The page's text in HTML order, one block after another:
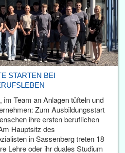
STARTEN BEI
im Team an Anlagen tüfteln und
Zum Ausbildungsstart
ihre ersten beruflichen
Hauptsitz des
in Sassenberg treten 18
Lehre oder ihr duales Studium